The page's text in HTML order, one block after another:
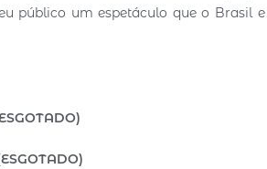
público um espetáculo que o Brasil